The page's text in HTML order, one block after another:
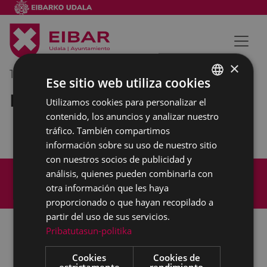
18/04/2018
Reunión externa
Aviso legal
Política de cookies
Accesibilidad
BASQUE
SPANISH
×
Ese sitio web utiliza cookies
Utilizamos cookies para personalizar el
contenido, los anuncios y analizar nuestro
tráfico. También compartimos
información sobre su uso de nuestro sitio
con nuestros socios de publicidad y
análisis, quienes pueden combinarla con
otra información que les haya
proporcionado o que hayan recopilado a
partir del uso de sus servicios.
Pribatutasun-politika
Cookies
Cookies de